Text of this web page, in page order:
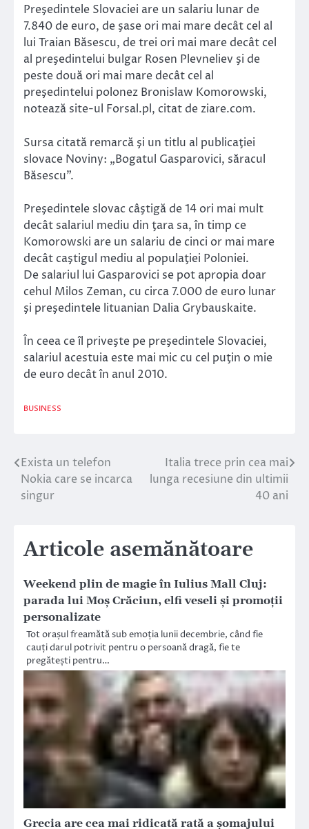
Preşedintele Slovaciei are un salariu lunar de
7.840 de euro, de şase ori mai mare decât cel al
lui Traian Băsescu, de trei ori mai mare decât cel
al preşedintelui bulgar Rosen Plevneliev şi de
peste două ori mai mare decât cel al
preşedintelui polonez Bronislaw Komorowski,
notează site-ul Forsal.pl, citat de ziare.com.
Sursa citată remarcă şi un titlu al publicaţiei
slovace Noviny: „Bogatul Gasparovici, săracul
Băsescu”.
Preşedintele slovac câştigă de 14 ori mai mult
decât salariul mediu din ţara sa, în timp ce
Komorowski are un salariu de cinci or mai mare
decât caştigul mediu al populaţiei Poloniei.
De salariul lui Gasparovici se pot apropia doar
cehul Milos Zeman, cu circa 7.000 de euro lunar
şi preşedintele lituanian Dalia Grybauskaite.
În ceea ce îl priveşte pe preşedintele Slovaciei,
salariul acestuia este mai mic cu cel puţin o mie
de euro decât în anul 2010.
BUSINESS
Navigare
în
Exista un telefon
Nokia care se incarca
singur
Italia trece prin cea mai
lunga recesiune din ultimii
40 ani
Articole asemănătoare
Weekend plin de magie în Iulius Mall Cluj:
parada lui Moș Crăciun, elfi veseli și promoții
personalizate
Tot orașul freamătă sub emoția lunii decembrie, când fie
cauți darul potrivit pentru o persoană dragă, fie te
pregătești pentru…
Grecia are cea mai ridicată rată a şomajului